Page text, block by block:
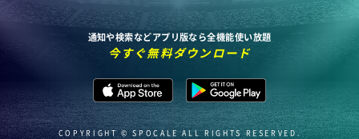
通知や検索などアプリ版なら全機能使い放題
今すぐ無料ダウンロード
COPYRIGHT © SPOCALE ALL RIGHTS RESERVED.